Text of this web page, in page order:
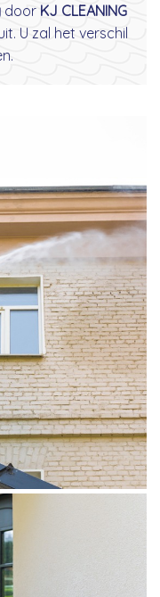
door KJ CLEANING
U zal het verschil